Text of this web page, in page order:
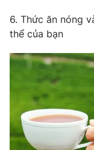
6. Thức ăn nóng
thể của bạn